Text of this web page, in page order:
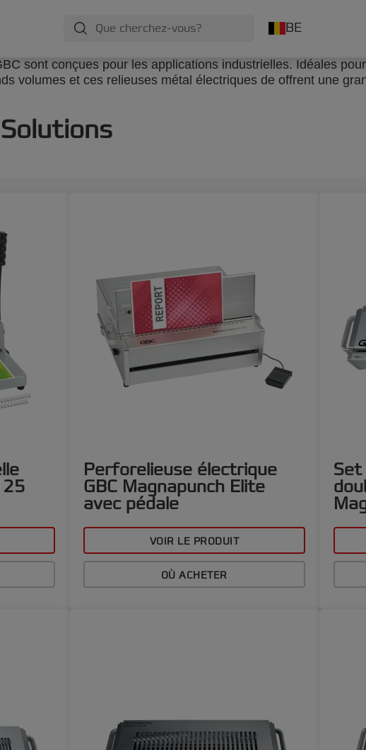
BE
sont conçues pour les applications industrielles. Idéales
volumes et ces relieuses métal électriques de offrent une
Perforelieuse électrique
GBC Magnapunch Elite
avec pédale
VOIR LE PRODUIT
OÙ ACHETER
Set